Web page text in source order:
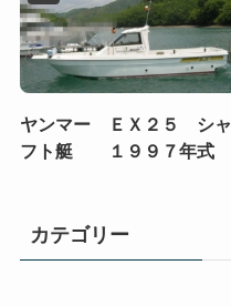
ヤンマー ＥＸ２５ シャ
フト艇 １９９７年式
カテゴリー